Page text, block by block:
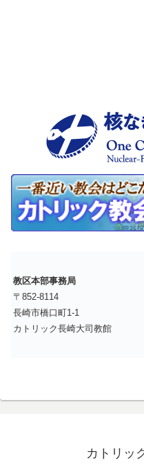
教区本部事務局
〒852-8114
長崎市橋口町1-1
カトリック長崎大司教館
カトリッ